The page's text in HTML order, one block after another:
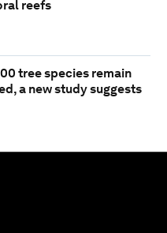
reefs
tree species remain
a new study suggests